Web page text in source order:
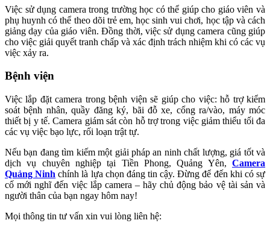
Việc sử dụng camera trong trường học có thể giúp cho giáo viên và
phụ huynh có thể theo dõi trẻ em, học sinh vui chơi, học tập và cách
giảng dạy của giáo viên. Đồng thời, việc sử dụng camera cũng giúp
cho việc giải quyết tranh chấp và xác định trách nhiệm khi có các vụ
việc xảy ra.
Bệnh viện
Việc lắp đặt camera trong bệnh viện sẽ giúp cho việc: hỗ trợ kiểm
soát bệnh nhân, quầy đăng ký, bãi đỗ xe, cổng ra/vào, máy móc
thiết bị y tế. Camera giám sát còn hỗ trợ trong việc giảm thiểu tối đa
các vụ việc bạo lực, rối loạn trật tự.
Nếu bạn đang tìm kiếm một giải pháp an ninh chất lượng, giá tốt và
dịch vụ chuyên nghiệp tại Tiền Phong, Quảng Yên, Camera
Quảng Ninh chính là lựa chọn đáng tin cậy. Đừng để đến khi có sự
cố mới nghĩ đến việc lắp camera – hãy chủ động bảo vệ tài sản và
người thân của bạn ngay hôm nay!
Mọi thông tin tư vấn xin vui lòng liên hệ: